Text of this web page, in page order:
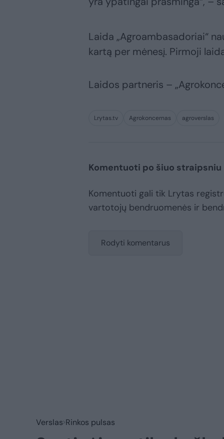
Laida „Agroambasadoriai“
kartą per mėnesį. Pirmoji
Laidos partneris –
Lrytas.tv Agrokoncernas agroverslas
Komentuoti po šiuo straipsniu
Komentuoti gali tik Lrytas
vartotojų bendruomenės ir
Rodyti komentarus
Verslas Rinkos pulsas